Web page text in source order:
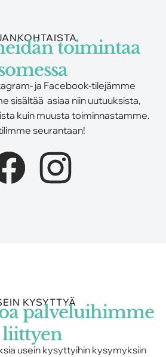
toimintaa
ja Facebook-tilejämme
sisältää asiaa niin uutuuksista,
kuin muusta toiminnastamme.
seurantaan!
KYSYTTYÄ
palveluihimme
liittyen
usein kysyttyihin kysymyksiin